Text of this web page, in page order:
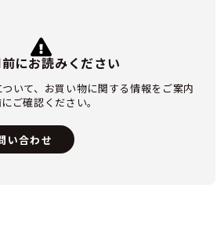
にお読みください
いて、お買い物に関する情報をご案内
ご確認ください。
い合わせ